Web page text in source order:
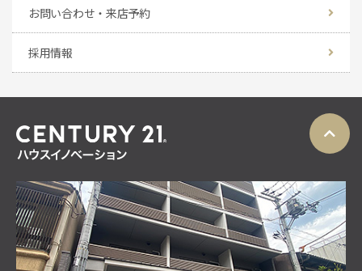
お問い合わせ・来店予約
採用情報